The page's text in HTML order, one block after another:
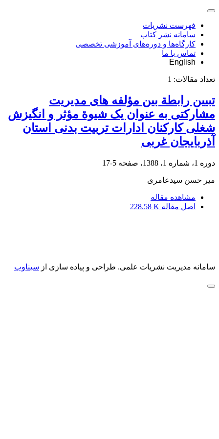
فهرست نشریات
سامانه نشر کتاب
کارگاه‌ها و دوره‌های آموزشی تخصصی
تماس با ما
English
تعداد مقالات: 1
تبیین رابطة بین مؤلفه های مدیریت
مشارکتی به عنوان یک شیوة مؤثر و انگیزش
شغلی کارکنان ادارات تربیت بدنی استان
آذربایجان غربی
دوره 1، شماره 1، 1388، صفحه 5-17
میر حسن سیدعامری
مشاهده مقاله
اصل مقاله 228.58 K
سامانه مدیریت نشریات علمی. طراحی و پیاده سازی از سیناوب